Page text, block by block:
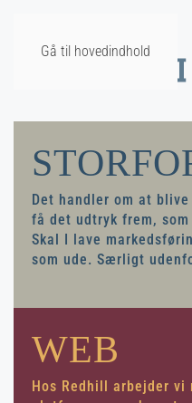
Gå til hovedindhold
Det handler om at
få det udtryk frem, som
Skal I lave
som ude. Særligt
WEB
Hos Redhill arbejder vi